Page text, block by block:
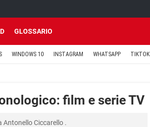
GLOSSARIO
WINDOWS 10 INSTAGRAM WHATSAPP TIKTOK
film e serie TV
Antonello Ciccarello .